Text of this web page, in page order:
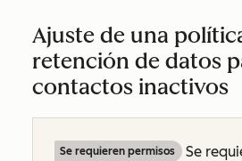
Ajuste de una
retención de datos
contactos inactivos
Se requieren permisos Se